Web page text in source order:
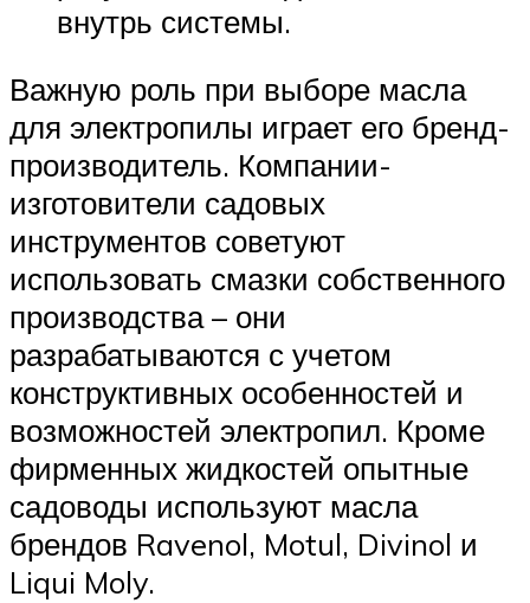
внутрь системы.
Важную роль при выборе масла
для электропилы играет его бренд-
производитель. Компании-
изготовители садовых
инструментов советуют
использовать смазки собственного
производства – они
разрабатываются с учетом
конструктивных особенностей и
возможностей электропил. Кроме
фирменных жидкостей опытные
садоводы используют масла
брендов Ravenol, Motul, Divinol и
Liqui Moly.